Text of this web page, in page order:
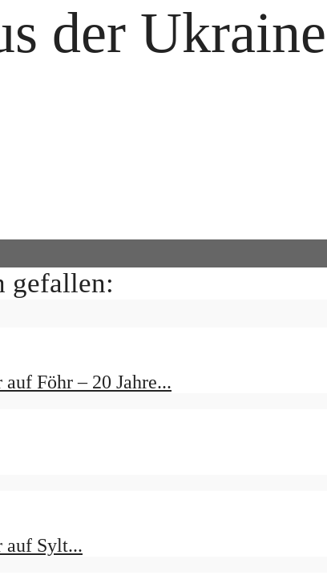
der Ukraine
gefallen:
Föhr – 20 Jahre...
auf Sylt...